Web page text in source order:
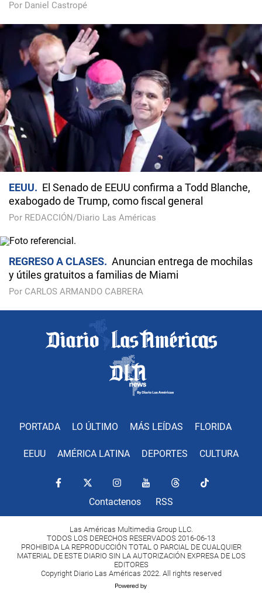
Por Daniel Castropé
EEUU
El Senado de EEUU confirma a Todd Blanche,
exabogado de Trump, como fiscal general
Por REDACCIÓN/Diario Las Américas
REGRESO A CLASES
Anuncian entrega de mochilas
y útiles gratuitos a familias de Miami
Por CARLOS ARMANDO CABRERA
PORTADA LO ÚLTIMO MÁS LEÍDAS FLORIDA
EEUU AMÉRICA LATINA DEPORTES CULTURA
Contactenos RSS
Las Américas Multimedia Group LLC.
TODOS LOS DERECHOS RESERVADOS 2016-06-13
PROHIBIDA LA REPRODUCCIÓN TOTAL O PARCIAL DE CUALQUIER
MATERIAL DE ESTE DIARIO SIN LA AUTORIZACIÓN EXPRESA DE LOS
EDITORES
Copyright Diario Las Américas 2022. All rights reserved